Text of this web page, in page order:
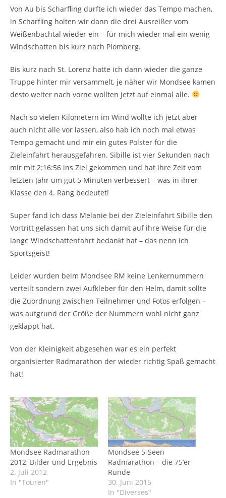
Von Au bis Scharfling durfte ich wieder das Tempo machen,
in Scharfling holten wir dann die drei Ausreißer vom
Weißenbachtal wieder ein – für mich wieder mal ein wenig
Windschatten bis kurz nach Plomberg.
Bis kurz nach St. Lorenz hatte ich dann wieder die ganze
Truppe hinter mir versammelt, je näher wir Mondsee kamen
desto weiter nach vorne wollten jetzt auf einmal alle.
Nach so vielen Kilometern im Wind wollte ich jetzt aber
auch nicht alle vor lassen, also hab ich noch mal etwas
Tempo gemacht und mir ein gutes Polster für die
Zieleinfahrt herausgefahren. Sibille ist vier Sekunden nach
mir mit 2:16:56 ins Ziel gekommen und hat ihre Zeit vom
letzten Jahr um gut 5 Minuten verbessert – was in ihrer
Klasse den 4. Rang bedeutet!
Super fand ich dass Melanie bei der Zieleinfahrt Sibille den
Vortritt gelassen hat uns sich damit auf ihre Weise für die
lange Windschattenfahrt bedankt hat – das nenn ich
Sportsgeist!
Leider wurden beim Mondsee RM keine Lenkernummern
verteilt sondern zwei Aufkleber für den Helm, damit sollte
die Zuordnung zwischen Teilnehmer und Fotos erfolgen –
was aufgrund der Größe der Nummern wohl nicht ganz
geklappt hat.
Von der Kleinigkeit abgesehen war es ein perfekt
organisierter Radmarathon der wieder richtig Spaß gemacht
hat!
Mondsee Radmarathon
2012, Bilder und Ergebnis
2. Juli 2012
In "Touren"
Mondsee 5-Seen
Radmarathon – die 75’er
Runde
30. Juni 2015
In "Diverses"